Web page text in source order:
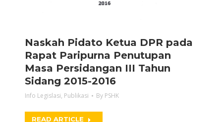
Naskah Pidato Ketua DPR pada
Rapat Paripurna Penutupan
Masa Persidangan III Tahun
Sidang 2015-2016
Info Legislasi, Publikasi By PSHK
READ ARTICLE